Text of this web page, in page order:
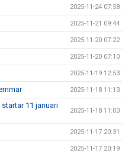
2025-11-24 07:58
2025-11-21 09:44
2025-11-20 07:22
2025-11-20 07:10
2025-11-19 12:53
2025-11-18 11:13
11 januari
2025-11-18 11:03
2025-11-17 20:31
2025-11-17 20:19